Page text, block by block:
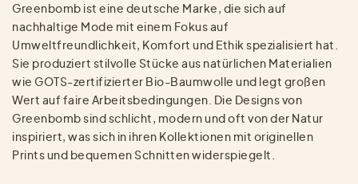
Greenbomb ist eine deutsche Marke, die sich auf
nachhaltige Mode mit einem Fokus auf
Umweltfreundlichkeit, Komfort und Ethik spezialisiert hat.
Sie produziert stilvolle Stücke aus natürlichen Materialien
wie GOTS-zertifizierter Bio-Baumwolle und legt großen
Wert auf faire Arbeitsbedingungen. Die Designs von
Greenbomb sind schlicht, modern und oft von der Natur
inspiriert, was sich in ihren Kollektionen mit originellen
Prints und bequemen Schnitten widerspiegelt.